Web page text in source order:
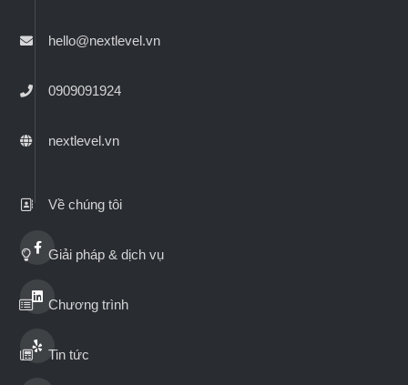
hello@nextlevel.vn
0909091924
nextlevel.vn
Về chúng tôi
Giải pháp & dịch vụ
Chương trình
Tin tức